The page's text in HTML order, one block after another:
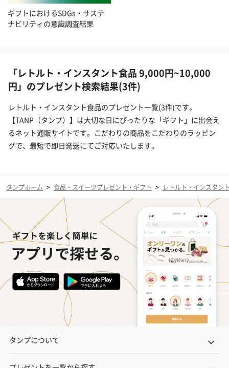
ギフトにおけるSDGs・サステ
ナビリティの意識調査結果
「レトルト・インスタント食品 9,000円~10,000
円」のプレゼント検索結果(3件)
レトルト・インスタント食品のプレゼント一覧(3件)です。
【TANP（タンプ）】は大切な日にぴったりな「ギフト」に出会え
るネット通販サイトです。こだわりの商品をこだわりのラッピン
グで、最短で即日発送にてご対応いたします。
タンプホーム > 食品・スイーツプレゼント・ギフト > レトルト・インスタン
タンプについて